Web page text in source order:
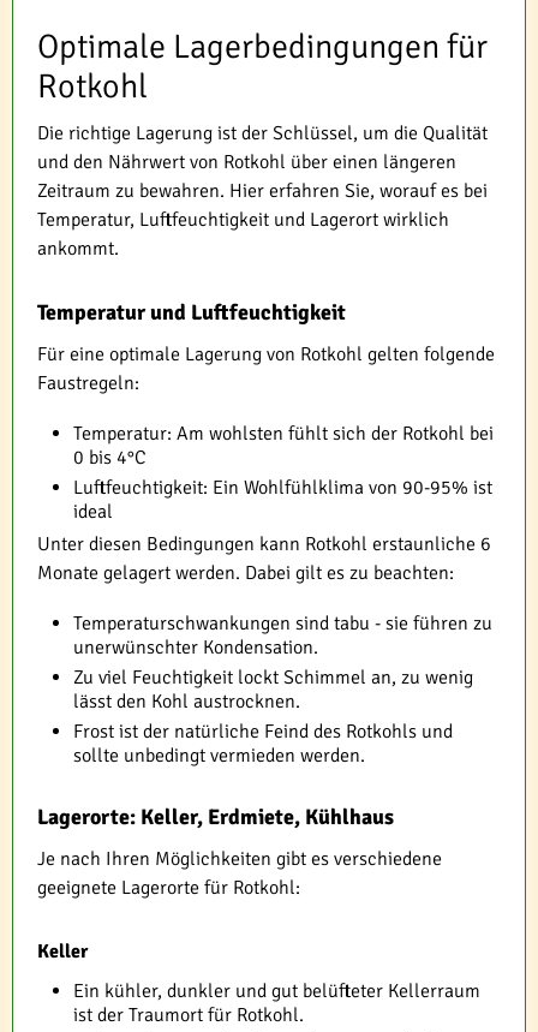
Optimale Lagerbedingungen für
Rotkohl
Die richtige Lagerung ist der Schlüssel, um die Qualität
und den Nährwert von Rotkohl über einen längeren
Zeitraum zu bewahren. Hier erfahren Sie, worauf es bei
Temperatur, Luftfeuchtigkeit und Lagerort wirklich
ankommt.
Temperatur und Luftfeuchtigkeit
Für eine optimale Lagerung von Rotkohl gelten folgende
Faustregeln:
Temperatur: Am wohlsten fühlt sich der Rotkohl bei
0 bis 4°C
Luftfeuchtigkeit: Ein Wohlfühlklima von 90-95% ist
ideal
Unter diesen Bedingungen kann Rotkohl erstaunliche 6
Monate gelagert werden. Dabei gilt es zu beachten:
Temperaturschwankungen sind tabu - sie führen zu
unerwünschter Kondensation.
Zu viel Feuchtigkeit lockt Schimmel an, zu wenig
lässt den Kohl austrocknen.
Frost ist der natürliche Feind des Rotkohls und
sollte unbedingt vermieden werden.
Lagerorte: Keller, Erdmiete, Kühlhaus
Je nach Ihren Möglichkeiten gibt es verschiedene
geeignete Lagerorte für Rotkohl:
Keller
Ein kühler, dunkler und gut belüfteter Kellerraum
ist der Traumort für Rotkohl.